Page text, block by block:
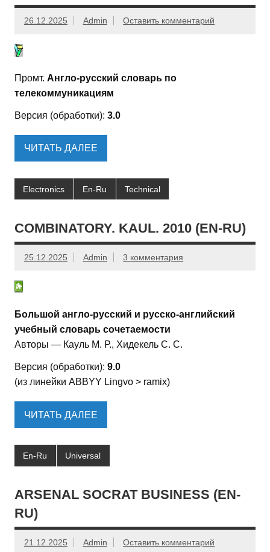
26.12.2025 Admin Оставить комментарий
Промт. Англо-русский словарь по
телекоммуникациям
Версия (обработки): 3.0
ЧИТАТЬ ДАЛЕЕ
Electronics En-Ru Technical
COMBINATORY. KAUL. 2010 (EN-RU)
25.12.2025 Admin 3 комментария
Большой англо-русский и русско-английский
учебный словарь сочетаемости
Авторы — Кауль М. Р., Хидекель С. С.
Версия (обработки): 9.0
(из линейки ABBYY Lingvo > ramix)
ЧИТАТЬ ДАЛЕЕ
En-Ru Universal
ARSENAL SOCRAT BUSINESS (EN-
RU)
21.12.2025 Admin Оставить комментарий